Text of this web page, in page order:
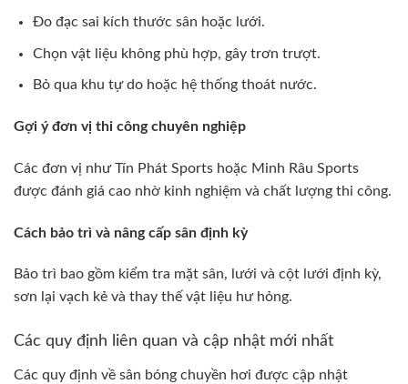
Đo đạc sai kích thước sân hoặc lưới.
Chọn vật liệu không phù hợp, gây trơn trượt.
Bỏ qua khu tự do hoặc hệ thống thoát nước.
Gợi ý đơn vị thi công chuyên nghiệp
Các đơn vị như Tín Phát Sports hoặc Minh Râu Sports
được đánh giá cao nhờ kinh nghiệm và chất lượng thi công.
Cách bảo trì và nâng cấp sân định kỳ
Bảo trì bao gồm kiểm tra mặt sân, lưới và cột lưới định kỳ,
sơn lại vạch kẻ và thay thế vật liệu hư hỏng.
Các quy định liên quan và cập nhật mới nhất
Các quy định về sân bóng chuyền hơi được cập nhật